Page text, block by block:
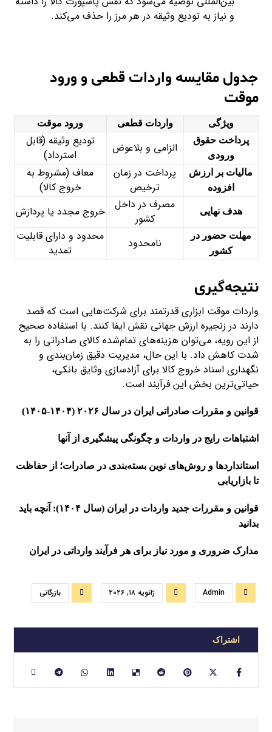
و نیاز به تودیع وثیقه در هر مرز را حذف می‌کند.
جدول مقایسه واردات قطعی و ورود
موقت
ویژگی واردات قطعی
ورود موقت
پرداخت حقوق
ورودی
الزامی و بلاعوض
تودیع وثیقه (قابل
استرداد)
مالیات بر ارزش
افزوده
پرداخت در زمان
ترخیص
معاف (مشروط به
خروج کالا)
هدف نهایی
مصرف در داخل
کشور
خروج مجدد یا پردازش
مهلت حضور در
کشور
نامحدود
محدود و دارای قابلیت
تمدید
نتیجه‌گیری
واردات موقت ابزاری قدرتمند برای شرکت‌هایی است که قصد
دارند در زنجیره ارزش جهانی نقش ایفا کنند. با استفاده صحیح
از این رویه، می‌توان هزینه‌های تمام‌شده کالای صادراتی را به
شدت کاهش داد. با این حال، مدیریت دقیق زمان‌بندی و
نگهداری اسناد خروج کالا برای آزاد‌سازی وثایق بانکی،
حیاتی‌ترین بخش این فرآیند است.
قوانین و مقررات صادراتی ایران در سال ۲۰۲۶ (۱۴۰۴-۱۴۰۵)
اشتباهات رایج در واردات و چگونگی پیشگیری از آنها
استانداردها و روش‌های نوین بسته‌بندی در صادرات؛ از حفاظت
تا بازاریابی
قوانین و مقررات جدید واردات در ایران (سال ۱۴۰۴): آنچه باید
بدانید
مدارک ضروری و مورد نیاز برای هر فرآیند وارداتی در ایران
Admin ژانویه ۱۸, ۲۰۲۶ بازرگانی